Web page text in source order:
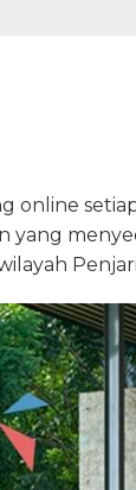
online
yang